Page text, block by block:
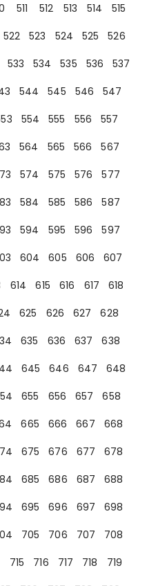
511 512 513 514
515
522 523 524 525
526
533 534 535 536
537
544 545 546
547
554 555 556
557
564 565 566
567
574 575 576
577
584 585 586
587
594 595 596
597
604 605 606
607
614 615 616 617
618
625 626 627
628
635 636 637
638
645 646 647
648
655 656 657
658
665 666 667
668
675 676 677
678
685 686 687
688
695 696 697
698
705 706 707
708
715 716 717 718
719